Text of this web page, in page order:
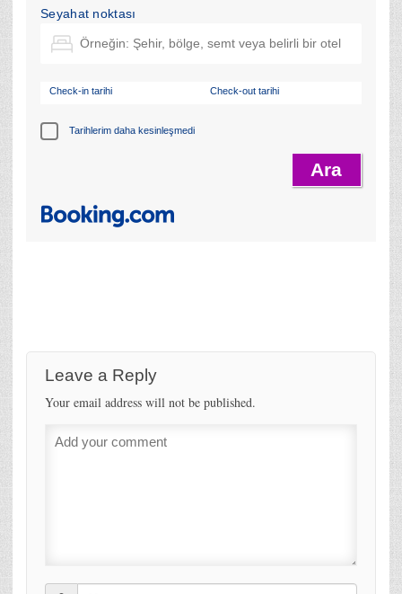
Seyahat noktası
Check-in tarihi Check-out tarihi
Tarihlerim daha kesinleşmedi
Leave a Reply
Your email address will not be published.